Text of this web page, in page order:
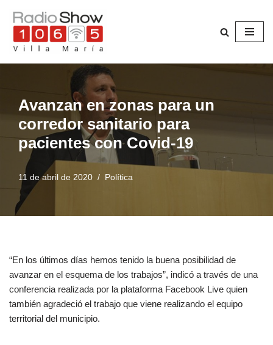
Saltar
al
contenido
Avanzan en zonas para un
corredor sanitario para
pacientes con Covid-19
11 de abril de 2020 Política
“En los últimos días hemos tenido la buena posibilidad de
avanzar en el esquema de los trabajos”, indicó a través de una
conferencia realizada por la plataforma Facebook Live quien
también agradeció el trabajo que viene realizando el equipo
territorial del municipio.